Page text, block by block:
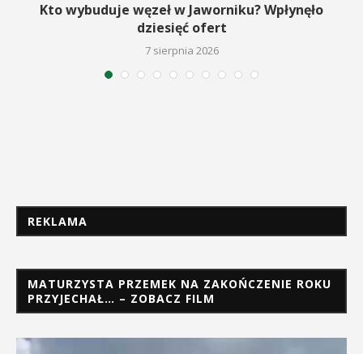
Kto wybuduje węzeł w Jaworniku? Wpłynęło
dziesięć ofert
7 sierpnia 2026
REKLAMA
MATURZYSTA PRZEMEK NA ZAKOŃCZENIE ROKU
PRZYJECHAŁ… – ZOBACZ FILM
Odtwarzacz